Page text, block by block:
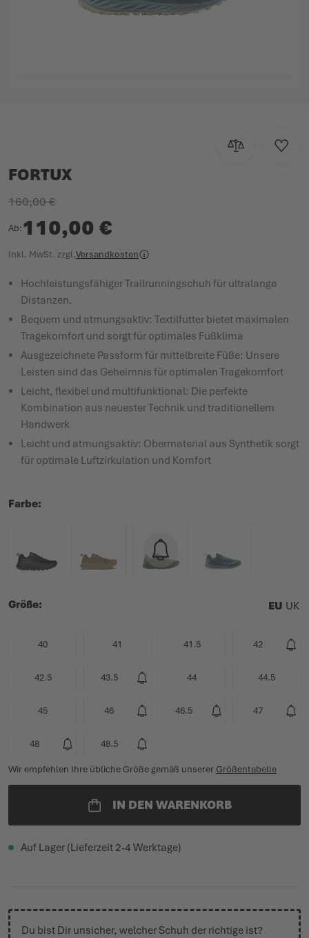
Zur Zur
FORTUX
Ab 110,00 €
160,00 €
Inkl. MwSt. zzgl.Versandkosten
Hochleistungsfähiger Trailrunningschuh für ultralange
Distanzen.
Bequem und atmungsaktiv: Textilfutter bietet maximalen
Tragekomfort und sorgt für optimales Fußklima
Ausgezeichnete Passform für mittelbreite Füße: Unsere
Leisten sind das Geheimnis für optimalen Tragekomfort
Leicht, flexibel und multifunktional: Die perfekte
Kombination aus neuester Technik und traditionellem
Handwerk
Leicht und atmungsaktiv: Obermaterial aus Synthetik sorgt
für optimale Luftzirkulation und Komfort
Farbe
Größe EU UK
40 41 41.5 42
42.5 43.5 44 44.5
45 46 46.5 47
48 48.5
Wir empfehlen Ihre übliche Größe gemäß unserer Größentabelle
IN DEN WARENKORB
Auf Lager (Lieferzeit 2-4 Werktage)
Du bist Dir unsicher, welcher Schuh der richtige ist?